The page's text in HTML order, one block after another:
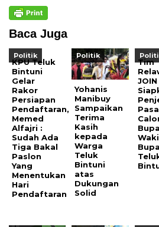
Baca Juga
Politik
KPU Teluk
Bintuni
Gelar
Rakor
Persiapan
Pendaftaran,
Memed
Alfajri :
Sudah Ada
Tiga Bakal
Paslon
Yang
Menentukan
Hari
Pendaftaran
Politik
Yohanis
Manibuy
Sampaikan
Terima
Kasih
kepada
Warga
Teluk
Bintuni
atas
Dukungan
Solid
Tim
JOIN